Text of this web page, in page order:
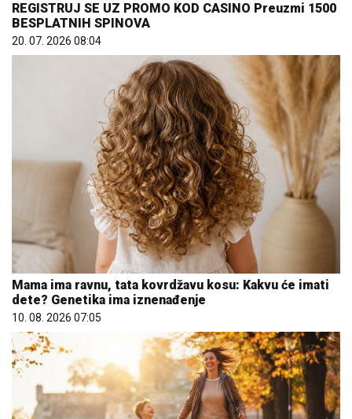
REGISTRUJ SE UZ PROMO KOD CASINO Preuzmi 1500
BESPLATNIH SPINOVA
20. 07. 2026 08:04
Mama ima ravnu, tata kovrdžavu kosu: Kakvu će imati
dete? Genetika ima iznenađenje
10. 08. 2026 07:05